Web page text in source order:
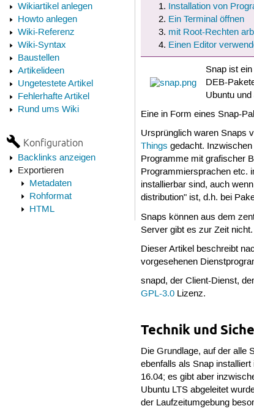
Wikiartikel anlegen
Howto anlegen
Wiki-Referenz
Wiki-Syntax
Baustellen
Artikelideen
Ungetestete Artikel
Fehlerhafte Artikel
Rund ums Wiki
Konfiguration
Backlinks anzeigen
Exportieren
Metadaten
Rohformat
HTML
Installation von
Ein Terminal öffnen
mit Root-Rechten
Einen Editor
Snap ist
DEB-
Ubuntu
Eine in Form eines Snap-
Ursprünglich waren Snaps
Things gedacht.
Programme mit grafischer
Programmiersprachen etc.
installierbar sind, auch
distribution" ist, d.h. bei
Snaps können aus dem
Server gibt es zur Zeit
Dieser Artikel beschreibt
vorgesehenen
snapd, der Client-Dienst,
GPL-3.0 Lizenz.
Technik und
Die Grundlage, auf der alle
ebenfalls als Snap
16.04; es gibt aber
Ubuntu LTS abgeleitet
der Laufzeitumgebung